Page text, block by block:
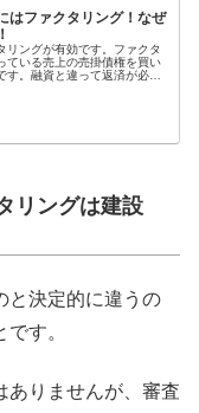
はファクタリング！なぜ
リングが有効です。ファクタ
ている売上の売掛債権を買い
す。融資と違って返済が必要
リングは建設
と決定的に違うの
す。
ありませんが、審査